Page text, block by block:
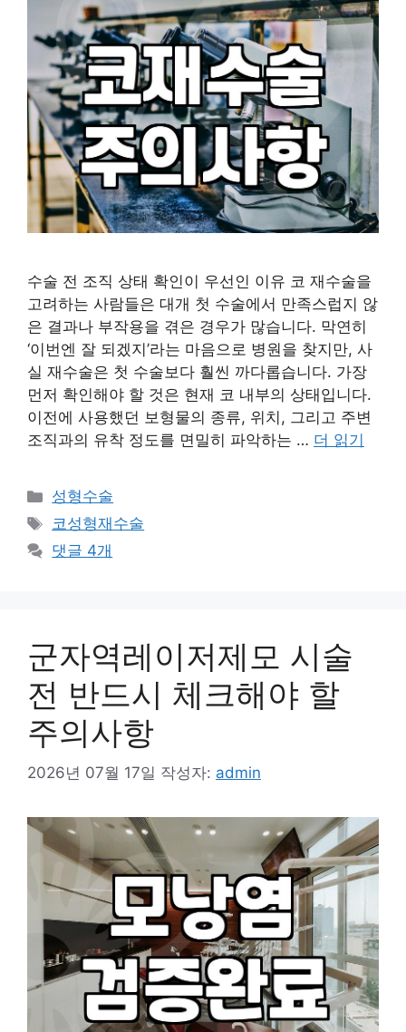
수술 전 조직 상태 확인이 우선인 이유 코 재수술을
고려하는 사람들은 대개 첫 수술에서 만족스럽지 않
은 결과나 부작용을 겪은 경우가 많습니다. 막연히
‘이번엔 잘 되겠지’라는 마음으로 병원을 찾지만, 사
실 재수술은 첫 수술보다 훨씬 까다롭습니다. 가장
먼저 확인해야 할 것은 현재 코 내부의 상태입니다.
이전에 사용했던 보형물의 종류, 위치, 그리고 주변
조직과의 유착 정도를 면밀히 파악하는 … 더 읽기
카
테
리
성형수술
태
그
코성형재수술
댓글 4개
군자역레이저제모 시술
전 반드시 체크해야 할
주의사항
2026년 07월 17일 작성자: admin